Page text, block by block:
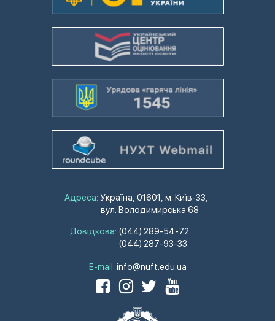
Адреса: Україна, 01601, м. Київ-33,
вул. Володимирська 68
Довідкова: (044) 289-54-72
(044) 287-93-33
E-mail: info@nuft.edu.ua